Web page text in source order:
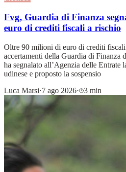
Fvg, Guardia di Finanza
euro di crediti fiscali a rischio
Oltre 90 milioni di euro di crediti
accertamenti della Guardia di Finanza
ha segnalato all’Agenzia delle Entrate
udinese e proposto la sospensio
Luca Marsi·7 ago 2026· 3 min